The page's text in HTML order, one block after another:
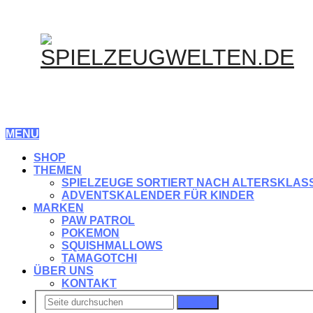
MENU
SHOP
THEMEN
SPIELZEUGE SORTIERT NACH
ADVENTSKALENDER FÜR KINDER
MARKEN
PAW PATROL
POKEMON
SQUISHMALLOWS
TAMAGOTCHI
ÜBER UNS
KONTAKT